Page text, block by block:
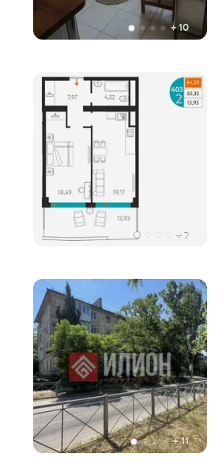
+10
+ 7
+11